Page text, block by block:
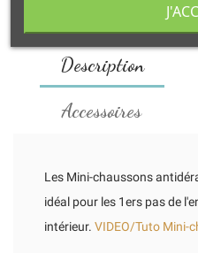
à domicile ou retrait en
Description
Accessoires
Les Mini-chaussons
idéal pour les 1ers pas de
intérieur. VIDEO/Tuto Mini-